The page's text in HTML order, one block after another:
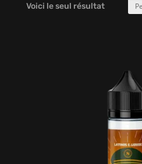
Voici le seul résultat